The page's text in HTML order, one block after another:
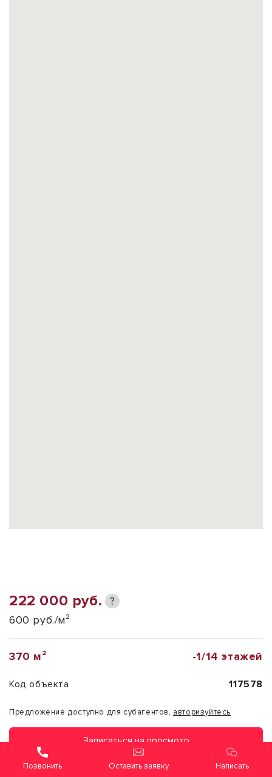
222 000 руб. ?
600 руб./м²
370 м² -1/14 этажей
Код объекта 117578
Предложение доступно для субагентов, авторизуйтесь
Записаться на просмотр
Оставить заявку Написать